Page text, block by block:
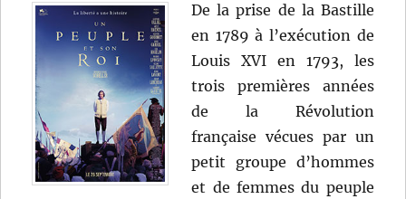
De la prise de la Bastille
en 1789 à l’exécution de
Louis XVI en 1793, les
trois premières années
de la Révolution
française vécues par un
petit groupe d’hommes
et de femmes du peuple